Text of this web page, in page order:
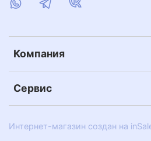
Компания
Сервис
Интернет-магазин создан на